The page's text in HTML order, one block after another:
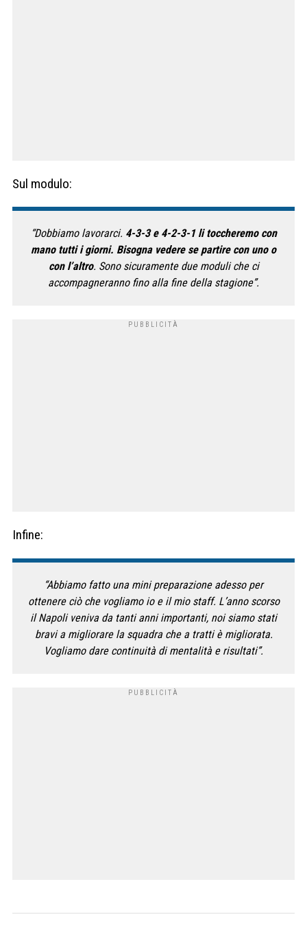
Sul modulo:
“Dobbiamo lavorarci. 4-3-3 e 4-2-3-1 li toccheremo con
mano tutti i giorni. Bisogna vedere se partire con uno o
con l’altro. Sono sicuramente due moduli che ci
accompagneranno fino alla fine della stagione”.
Infine:
“Abbiamo fatto una mini preparazione adesso per
ottenere ciò che vogliamo io e il mio staff. L’anno scorso
il Napoli veniva da tanti anni importanti, noi siamo stati
bravi a migliorare la squadra che a tratti è migliorata.
Vogliamo dare continuità di mentalità e risultati”.